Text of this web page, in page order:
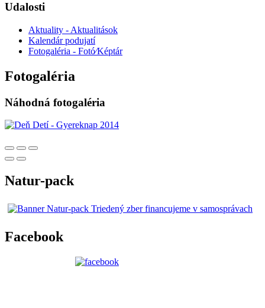
Udalosti
Aktuality - Aktualitások
Kalendár podujatí
Fotogaléria - Fotó⁄Képtár
Fotogaléria
Náhodná fotogaléria
Natur-pack
Facebook